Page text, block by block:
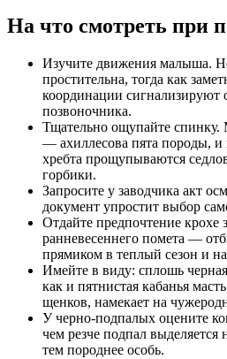
На что смотреть при
Изучите движения малыша.
простительна, тогда как
координации сигнализируют
позвоночника.
Тщательно ощупайте
— ахиллесова пята породы, и
хребта прощупываются
горбики.
Запросите у заводчика акт
документ упростит выбор
Отдайте предпочтение крохе
ранневесеннего помета —
прямиком в теплый сезон и
Имейте в виду: сплошь
как и пятнистая кабанья
щенков, намекает на
У черно-подпалых оцените
чем резче подпал выделяется
тем породнее особь.